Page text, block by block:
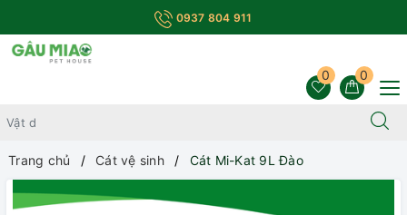
0937 804 911
0
0
Trang chủ Cát vệ sinh Cát Mi-Kat 9L Đào